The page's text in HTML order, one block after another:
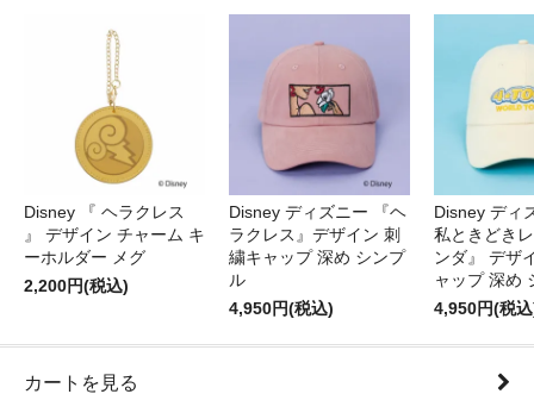
Disney 『 ヘラクレス
』 デザイン チャーム キ
ーホルダー メグ
2,200円(税込)
Disney ディズニー 『ヘ
ラクレス』デザイン 刺
繍キャップ 深め シンプ
ル
4,950円(税込)
Disney ディ
私ときどき
ンダ』 デザ
ャップ 深め
4,950円(税
カートを見る